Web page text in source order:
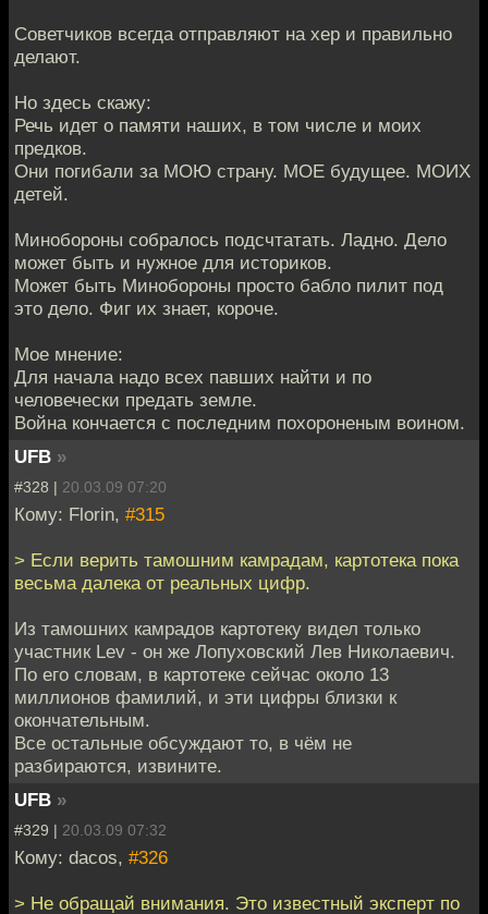
Советчиков всегда отправляют на хер и правильно
делают.
Но здесь скажу:
Речь идет о памяти наших, в том числе и моих
предков.
Они погибали за МОЮ страну. МОЕ будущее. МОИХ
детей.
Минобороны собралось подсчтатать. Ладно. Дело
может быть и нужное для историков.
Может быть Минобороны просто бабло пилит под
это дело. Фиг их знает, короче.
Мое мнение:
Для начала надо всех павших найти и по
человечески предать земле.
Война кончается с последним похороненым воином.
UFB »
#328 | 20.03.09 07:20
Кому: Florin, #315
> Если верить тамошним камрадам, картотека пока
весьма далека от реальных цифр.
Из тамошних камрадов картотеку видел только
участник Lev - он же Лопуховский Лев Николаевич.
По его словам, в картотеке сейчас около 13
миллионов фамилий, и эти цифры близки к
окончательным.
Все остальные обсуждают то, в чём не
разбираются, извините.
UFB »
#329 | 20.03.09 07:32
Кому: dacos, #326
> Не обращай внимания. Это известный эксперт по